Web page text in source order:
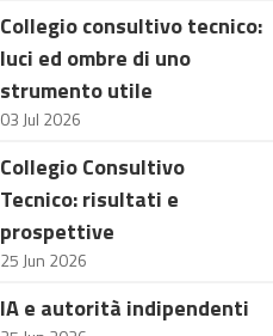
Collegio consultivo tecnico:
luci ed ombre di uno
strumento utile
03 Jul 2026
Collegio Consultivo
Tecnico: risultati e
prospettive
25 Jun 2026
IA e autorità indipendenti